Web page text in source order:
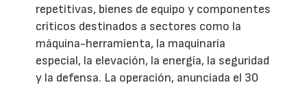
repetitivas, bienes de equipo y componentes
críticos destinados a sectores como la
máquina-herramienta, la maquinaria
especial, la elevación, la energía, la seguridad
y la defensa. La operación, anunciada el 30